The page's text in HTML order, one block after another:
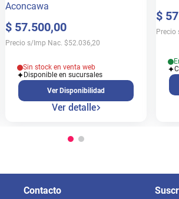
Aconcawa
$ 57.500,00
Precio s/Imp Nac. $52.036,20
Sin stock en venta web
Disponible en sucursales
Ver Disponibilidad
Ver detalle
$ 57
Precio
Contacto